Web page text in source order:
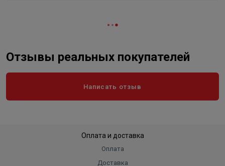
Отзывы реальных покупателей
Написать отзыв
Оплата и доставка
Оплата
Доставка